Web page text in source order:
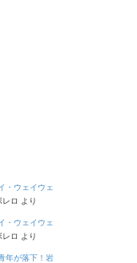
・ウェイウェ
レロ より
・ウェイウェ
レロ より
年が落下！岩